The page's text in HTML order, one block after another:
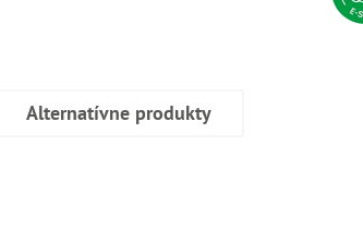
Alternatívne produkty